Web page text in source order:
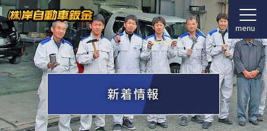
menu
新着情報